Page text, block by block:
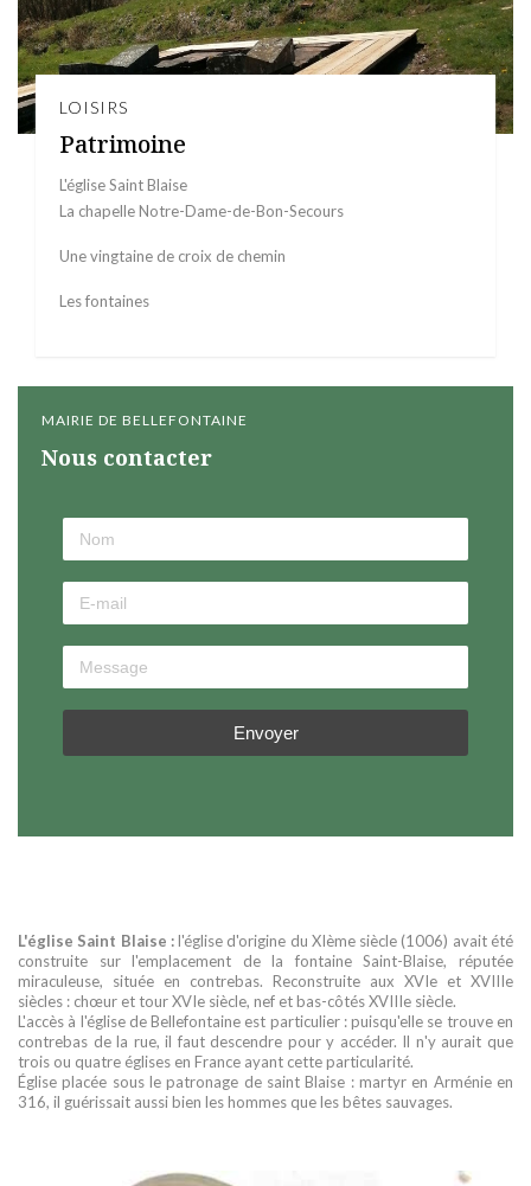
LOISIRS
Patrimoine
L'église Saint Blaise
La chapelle Notre-Dame-de-Bon-Secours
Une vingtaine de croix de chemin
Les fontaines
MAIRIE DE BELLEFONTAINE
Nous contacter
Envoyer
L'église Saint Blaise :l'église d'origine du XIème siècle (1006) avait été
construite sur l'emplacement de la fontaine Saint-Blaise, réputée
miraculeuse, située en contrebas. Reconstruite aux XVIe et XVIIIe
siècles : chœur et tour XVIe siècle, nef et bas-côtés XVIIIe siècle.
L'accès à l'église de Bellefontaine est particulier : puisqu'elle se trouve en
contrebas de la rue, il faut descendre pour y accéder. Il n'y aurait que
trois ou quatre églises en France ayant cette particularité.
Église placée sous le patronage de saint Blaise : martyr en Arménie en
316, il guérissait aussi bien les hommes que les bêtes sauvages.